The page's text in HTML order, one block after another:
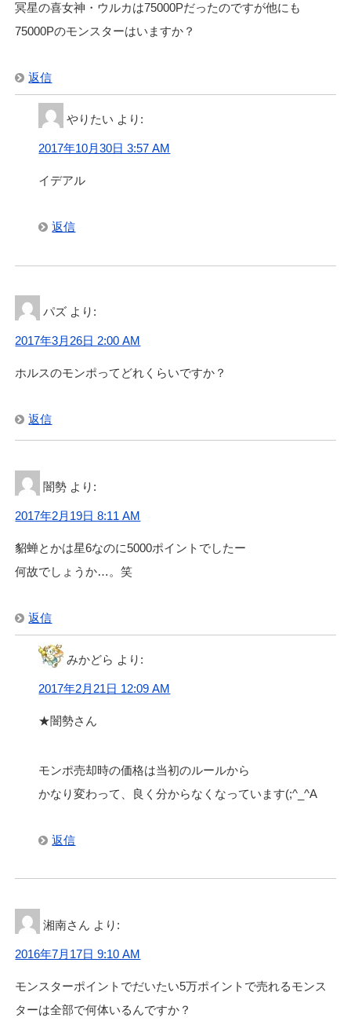
冥星の喜女神・ウルカは75000Pだったのですが他にも
75000Pのモンスターはいますか？
返信
やりたい より:
2017年10月30日 3:57 AM
イデアル
返信
パズ より:
2017年3月26日 2:00 AM
ホルスのモンポってどれくらいですか？
返信
闇勢 より:
2017年2月19日 8:11 AM
貂蝉とかは星6なのに5000ポイントでしたー
何故でしょうか…。笑
返信
みかどら より:
2017年2月21日 12:09 AM
★闇勢さん
モンポ売却時の価格は当初のルールから
かなり変わって、良く分からなくなっています(;^_^A
返信
湘南さん より:
2016年7月17日 9:10 AM
モンスターポイントでだいたい5万ポイントで売れるモンス
ターは全部で何体いるんですか？